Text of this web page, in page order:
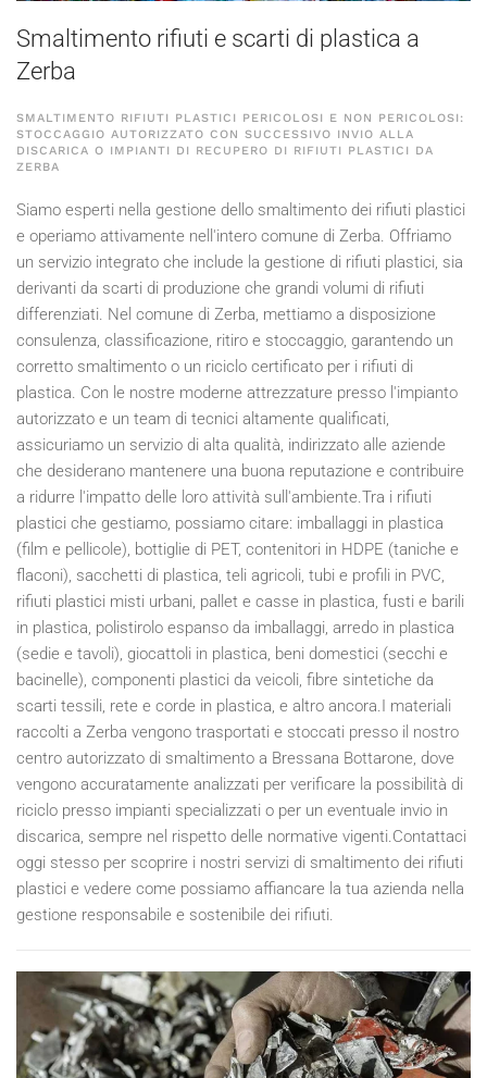
Smaltimento rifiuti e scarti di plastica a
Zerba
SMALTIMENTO RIFIUTI PLASTICI PERICOLOSI E NON PERICOLOSI:
STOCCAGGIO AUTORIZZATO CON SUCCESSIVO INVIO ALLA
DISCARICA O IMPIANTI DI RECUPERO DI RIFIUTI PLASTICI DA
ZERBA
Siamo esperti nella gestione dello smaltimento dei rifiuti plastici
e operiamo attivamente nell'intero comune di Zerba. Offriamo
un servizio integrato che include la gestione di rifiuti plastici, sia
derivanti da scarti di produzione che grandi volumi di rifiuti
differenziati. Nel comune di Zerba, mettiamo a disposizione
consulenza, classificazione, ritiro e stoccaggio, garantendo un
corretto smaltimento o un riciclo certificato per i rifiuti di
plastica. Con le nostre moderne attrezzature presso l'impianto
autorizzato e un team di tecnici altamente qualificati,
assicuriamo un servizio di alta qualità, indirizzato alle aziende
che desiderano mantenere una buona reputazione e contribuire
a ridurre l'impatto delle loro attività sull'ambiente.Tra i rifiuti
plastici che gestiamo, possiamo citare: imballaggi in plastica
(film e pellicole), bottiglie di PET, contenitori in HDPE (taniche e
flaconi), sacchetti di plastica, teli agricoli, tubi e profili in PVC,
rifiuti plastici misti urbani, pallet e casse in plastica, fusti e barili
in plastica, polistirolo espanso da imballaggi, arredo in plastica
(sedie e tavoli), giocattoli in plastica, beni domestici (secchi e
bacinelle), componenti plastici da veicoli, fibre sintetiche da
scarti tessili, rete e corde in plastica, e altro ancora.I materiali
raccolti a Zerba vengono trasportati e stoccati presso il nostro
centro autorizzato di smaltimento a Bressana Bottarone, dove
vengono accuratamente analizzati per verificare la possibilità di
riciclo presso impianti specializzati o per un eventuale invio in
discarica, sempre nel rispetto delle normative vigenti.Contattaci
oggi stesso per scoprire i nostri servizi di smaltimento dei rifiuti
plastici e vedere come possiamo affiancare la tua azienda nella
gestione responsabile e sostenibile dei rifiuti.